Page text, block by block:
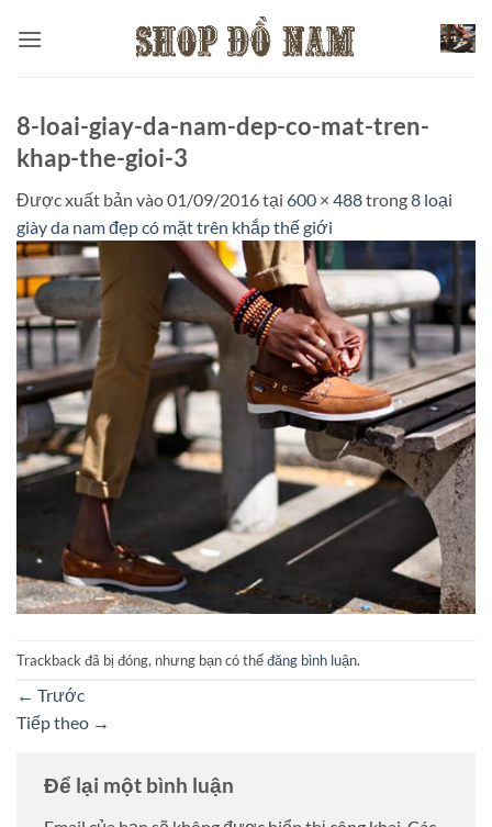
qua
8-loai-giay-da-nam-dep-co-mat-tren-
khap-the-gioi-3
Được xuất bản vào01/09/2016tại 600 × 488trong8 loại
giày da nam đẹp có mặt trên khắp thế giới
Trackback đã bị đóng, nhưng bạn có thểđăng bình luận.
← Trước
Tiếp theo →
Để lại một bình luận